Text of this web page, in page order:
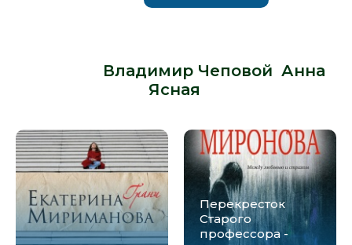
Владимир Чеповой Анна
Ясная
Перекресток
Старого
профессора -